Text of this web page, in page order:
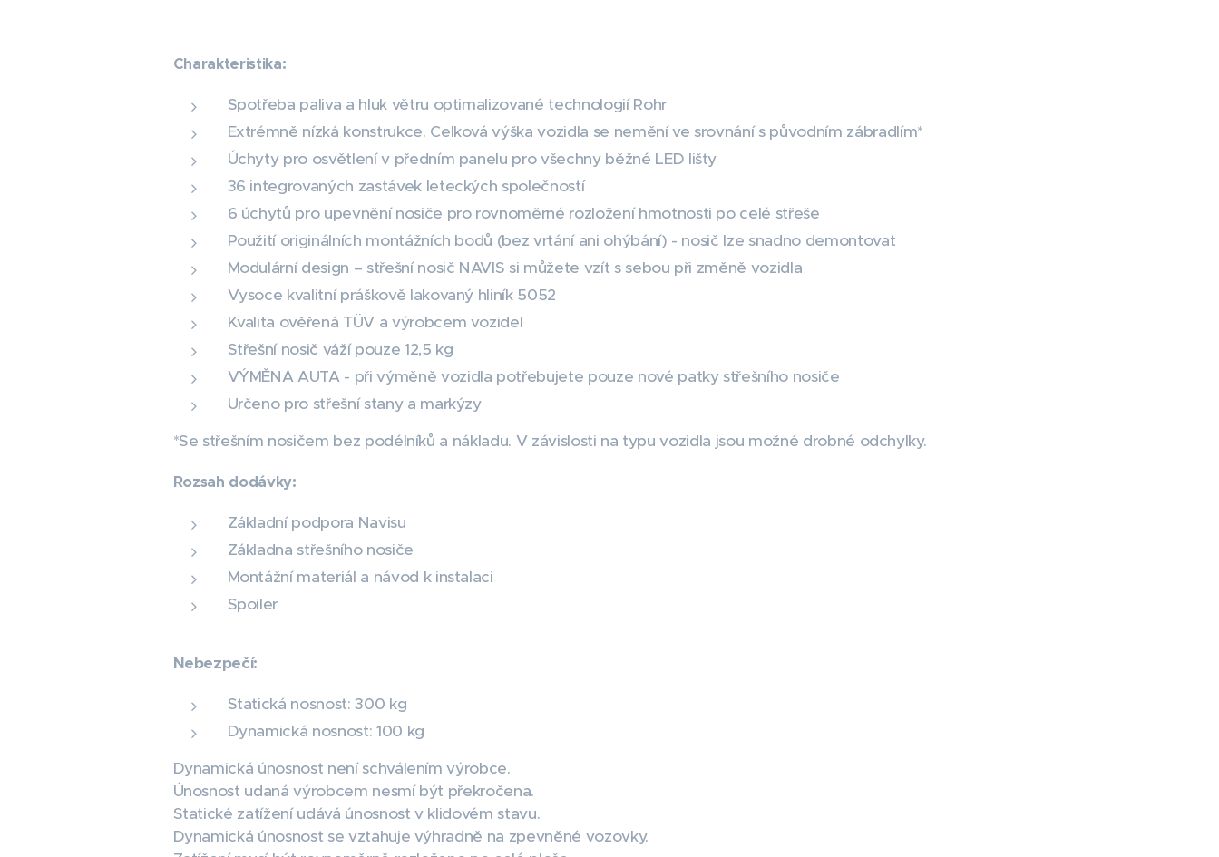
Charakteristika:
Spotřeba paliva a hluk větru optimalizované technologií Rohr
Extrémně nízká konstrukce. Celková výška vozidla se nemění ve srovnání s původním zábradlím*
Úchyty pro osvětlení v předním panelu pro všechny běžné LED lišty
36 integrovaných zastávek leteckých společností
6 úchytů pro upevnění nosiče pro rovnoměrné rozložení hmotnosti po celé střeše
Použití originálních montážních bodů (bez vrtání ani ohýbání) - nosič lze snadno demontovat
Modulární design – střešní nosič NAVIS si můžete vzít s sebou při změně vozidla
Vysoce kvalitní práškově lakovaný hliník 5052
Kvalita ověřená TÜV a výrobcem vozidel
Střešní nosič váží pouze 12,5 kg
VÝMĚNA AUTA - při výměně vozidla potřebujete pouze nové patky střešního nosiče
Určeno pro střešní stany a markýzy
*Se střešním nosičem bez podélníků a nákladu. V závislosti na typu vozidla jsou možné drobné odchylky.
Rozsah dodávky:
Základní podpora Navisu
Základna střešního nosiče
Montážní materiál a návod k instalaci
Spoiler
Nebezpečí:
Statická nosnost: 300 kg
Dynamická nosnost: 100 kg
Dynamická únosnost není schválením výrobce.
Únosnost udaná výrobcem nesmí být překročena.
Statické zatížení udává únosnost v klidovém stavu.
Dynamická únosnost se vztahuje výhradně na zpevněné vozovky.